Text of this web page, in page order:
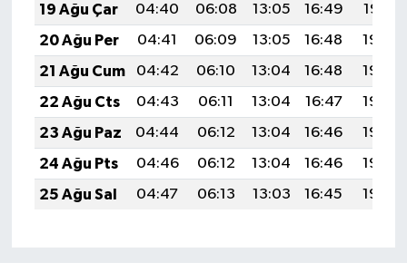
19 Ağu Çar
04:40 06:08 13:05 16:49
19:52
20 Ağu Per
04:41 06:09 13:05 16:48
19:50
21 Ağu Cum
04:42 06:10 13:04 16:48
19:49
22 Ağu Cts
04:43 06:11 13:04 16:47
19:48
23 Ağu Paz
04:44 06:12 13:04 16:46
19:46
24 Ağu Pts
04:46 06:12 13:04 16:46
19:45
25 Ağu Sal
04:47 06:13 13:03 16:45 19:43